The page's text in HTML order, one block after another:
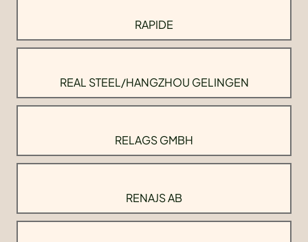
RAPIDE
REAL STEEL/HANGZHOU GELINGEN
RELAGS GMBH
RENAJS AB